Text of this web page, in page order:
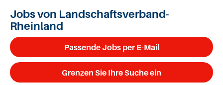
Jobs von Landschaftsverband-
Rheinland
Passende Jobs per E-Mail
Grenzen Sie Ihre Suche ein